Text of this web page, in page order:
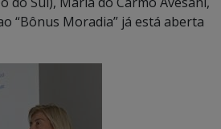
“Bônus Moradia” já está aberta